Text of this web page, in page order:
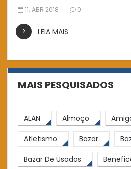
11. ABR 2018 0
LEIA MAIS
MAIS PESQUISADOS
ALAN Almoço
Atletismo Bazar
Bazar De Usados